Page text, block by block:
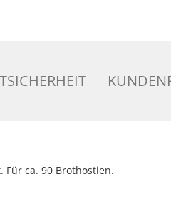
ca. 90 Brothostien.